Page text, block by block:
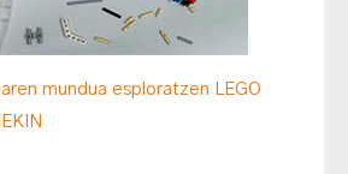
mundua esploratzen LEGO